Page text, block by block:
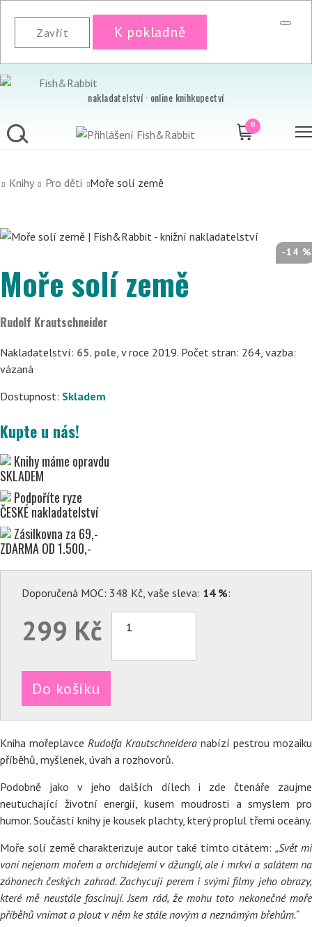
Zavřít K pokladně
nakladatelství · online knihkupectví
0
Knihy Pro děti Moře solí země
-14 %
Moře solí země
Rudolf Krautschneider
Nakladatelství: 65. pole, v roce 2019. Počet stran: 264, vazba:
vázaná
Dostupnost: Skladem
Kupte u nás!
Knihy máme opravdu
SKLADEM
Podpoříte ryze
ČESKÉ nakladatelství
Zásilkovna za 69,-
ZDARMA OD 1.500,-
Doporučená MOC: 348 Kč, vaše sleva: 14 %:
299 Kč
Do košíku
Kniha mořeplavce Rudolfa Krautschneidera nabízí pestrou mozaiku
příběhů, myšlenek, úvah a rozhovorů.
Podobně jako v jeho dalších dílech i zde čtenáře zaujme
neutuchající životní energií, kusem moudrosti a smyslem pro
humor. Součástí knihy je kousek plachty, který proplul třemi oceány.
Moře solí země charakterizuje autor také tímto citátem:„Svět mi
voní nejenom mořem a orchidejemi v džungli, ale i mrkví a salátem na
záhonech českých zahrad. Zachycuji perem i svými filmy jeho obrazy,
které mě neustále fascinují. Jsem rád, že mohu toto nekonečné moře
příběhů vnímat a plout v něm ke stále novým a neznámým břehům.“